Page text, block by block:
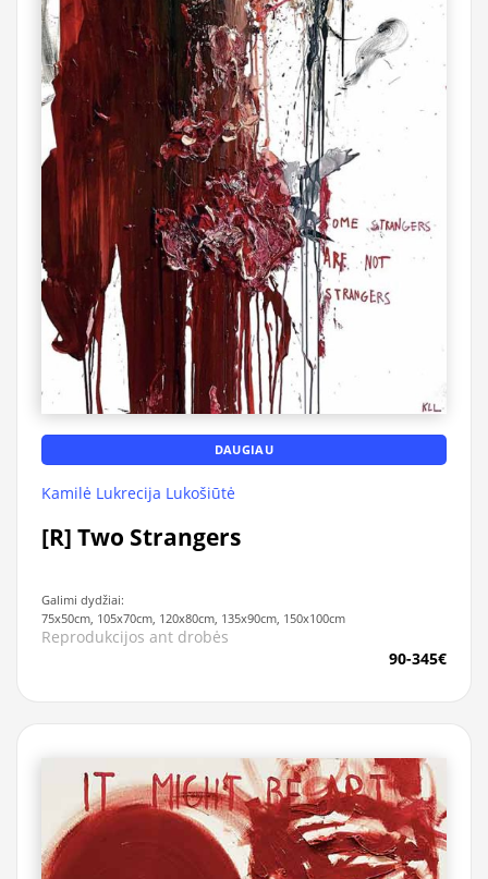
DAUGIAU
Kamilė Lukrecija Lukošiūtė
[R] Two Strangers
Galimi dydžiai:
75x50cm, 105x70cm, 120x80cm, 135x90cm, 150x100cm
Reprodukcijos ant drobės
90-345€